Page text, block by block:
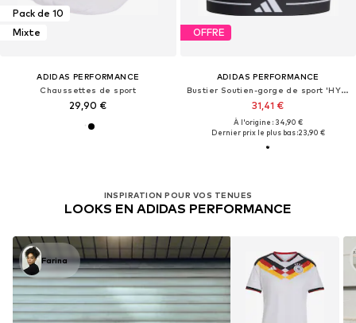
Pack de 10
Mixte
ADIDAS PERFORMANCE
Chaussettes de sport
29,90 €
OFFRE
ADIDAS PERFORMANCE
Bustier Soutien-gorge de sport 'HYG'
31,41 €
À l'origine : 34,90 €
Dernier prix le plus bas :23,90 €
INSPIRATION POUR VOS TENUES
LOOKS EN ADIDAS PERFORMANCE
Farina